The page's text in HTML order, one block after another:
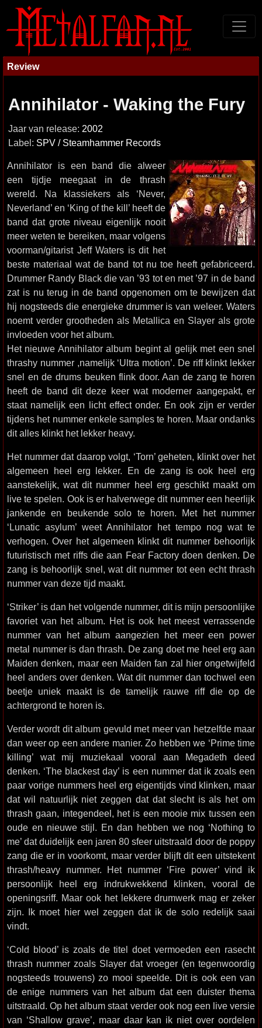
Review
Annihilator - Waking the Fury
Jaar van release: 2002
Label: SPV / Steamhammer Records
Annihilator is een band die alweer
een tijdje meegaat in de thrash
wereld. Na klassiekers als ‘Never,
Neverland’ en ‘King of the kill’ heeft de
band dat grote niveau eigenlijk nooit
meer weten te bereiken, maar volgens
voorman/gitarist Jeff Waters is dit het
beste materiaal wat de band tot nu toe heeft gefabriceerd.
Drummer Randy Black die van ’93 tot en met ’97 in de band
zat is nu terug in de band opgenomen om te bewijzen dat
hij nogsteeds die energieke drummer is van weleer. Waters
noemt verder grootheden als Metallica en Slayer als grote
invloeden voor het album.
Het nieuwe Annihilator album begint al gelijk met een snel
thrashy nummer ,namelijk ‘Ultra motion’. De riff klinkt lekker
snel en de drums beuken flink door. Aan de zang te horen
heeft de band dit deze keer wat moderner aangepakt, er
staat namelijk een licht effect onder. En ook zijn er verder
tijdens het nummer enkele samples te horen. Maar ondanks
dit alles klinkt het lekker heavy.
Het nummer dat daarop volgt, ‘Torn’ geheten, klinkt over het
algemeen heel erg lekker. En de zang is ook heel erg
aanstekelijk, wat dit nummer heel erg geschikt maakt om
live te spelen. Ook is er halverwege dit nummer een heerlijk
jankende en beukende solo te horen. Met het nummer
‘Lunatic asylum’ weet Annihilator het tempo nog wat te
verhogen. Over het algemeen klinkt dit nummer behoorlijk
futuristisch met riffs die aan Fear Factory doen denken. De
zang is behoorlijk snel, wat dit nummer tot een echt thrash
nummer van deze tijd maakt.
‘Striker’ is dan het volgende nummer, dit is mijn persoonlijke
favoriet van het album. Het is ook het meest verrassende
nummer van het album aangezien het meer een power
metal nummer is dan thrash. De zang doet me heel erg aan
Maiden denken, maar een Maiden fan zal hier ongetwijfeld
heel anders over denken. Wat dit nummer dan tochwel een
beetje uniek maakt is de tamelijk rauwe riff die op de
achtergrond te horen is.
Verder wordt dit album gevuld met meer van hetzelfde maar
dan weer op een andere manier. Zo hebben we ‘Prime time
killing’ wat mij muziekaal vooral aan Megadeth deed
denken. ‘The blackest day’ is een nummer dat ik zoals een
paar vorige nummers heel erg eigentijds vind klinken, maar
dat wil natuurlijk niet zeggen dat dat slecht is als het om
thrash gaan, integendeel, het is een mooie mix tussen een
oude en nieuwe stijl. En dan hebben we nog ‘Nothing to
me’ dat duidelijk een jaren 80 sfeer uitstraald door de poppy
zang die er in voorkomt, maar verder blijft dit een uitstekent
thrash/heavy nummer. Het nummer ‘Fire power’ vind ik
persoonlijk heel erg indrukwekkend klinken, vooral de
openingsriff. Maar ook het lekkere drumwerk mag er zeker
zijn. Ik moet hier wel zeggen dat ik de solo redelijk saai
vindt.
‘Cold blood’ is zoals de titel doet vermoeden een rasecht
thrash nummer zoals Slayer dat vroeger (en tegenwoordig
nogsteeds trouwens) zo mooi speelde. Dit is ook een van
de enige nummers van het album dat een duister thema
uitstraald. Op het album staat verder ook nog een live versie
van ‘Shallow grave’, maar daar kan ik niet over oordelen